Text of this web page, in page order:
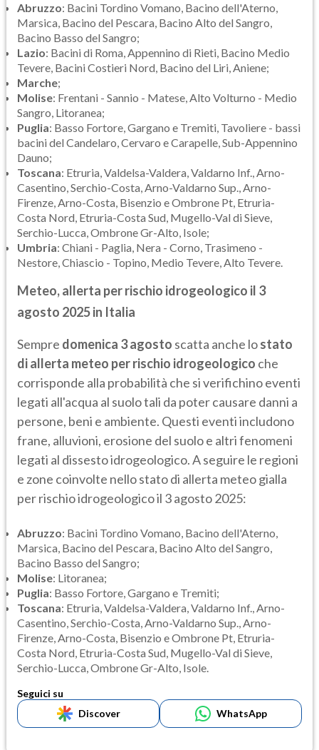
Abruzzo: Bacini Tordino Vomano, Bacino dell'Aterno,
Marsica, Bacino del Pescara, Bacino Alto del Sangro,
Bacino Basso del Sangro;
Lazio: Bacini di Roma, Appennino di Rieti, Bacino Medio
Tevere, Bacini Costieri Nord, Bacino del Liri, Aniene;
Marche;
Molise: Frentani - Sannio - Matese, Alto Volturno - Medio
Sangro, Litoranea;
Puglia: Basso Fortore, Gargano e Tremiti, Tavoliere - bassi
bacini del Candelaro, Cervaro e Carapelle, Sub-Appennino
Dauno;
Toscana: Etruria, Valdelsa-Valdera, Valdarno Inf., Arno-
Casentino, Serchio-Costa, Arno-Valdarno Sup., Arno-
Firenze, Arno-Costa, Bisenzio e Ombrone Pt, Etruria-
Costa Nord, Etruria-Costa Sud, Mugello-Val di Sieve,
Serchio-Lucca, Ombrone Gr-Alto, Isole;
Umbria: Chiani - Paglia, Nera - Corno, Trasimeno -
Nestore, Chiascio - Topino, Medio Tevere, Alto Tevere.
Meteo, allerta per rischio idrogeologico il 3
agosto 2025 in Italia
Sempre domenica 3 agosto scatta anche lostato
di allerta meteo per rischio idrogeologico che
corrisponde alla probabilità che si verifichino eventi
legati all'acqua al suolo tali da poter causare danni a
persone, beni e ambiente. Questi eventi includono
frane, alluvioni, erosione del suolo e altri fenomeni
legati al dissesto idrogeologico. A seguire le regioni
e zone coinvolte nello stato di allerta meteo gialla
per rischio idrogeologico il 3 agosto 2025:
Abruzzo: Bacini Tordino Vomano, Bacino dell'Aterno,
Marsica, Bacino del Pescara, Bacino Alto del Sangro,
Bacino Basso del Sangro;
Molise: Litoranea;
Puglia: Basso Fortore, Gargano e Tremiti;
Toscana: Etruria, Valdelsa-Valdera, Valdarno Inf., Arno-
Casentino, Serchio-Costa, Arno-Valdarno Sup., Arno-
Firenze, Arno-Costa, Bisenzio e Ombrone Pt, Etruria-
Costa Nord, Etruria-Costa Sud, Mugello-Val di Sieve,
Serchio-Lucca, Ombrone Gr-Alto, Isole.
Seguici su
Discover
WhatsApp